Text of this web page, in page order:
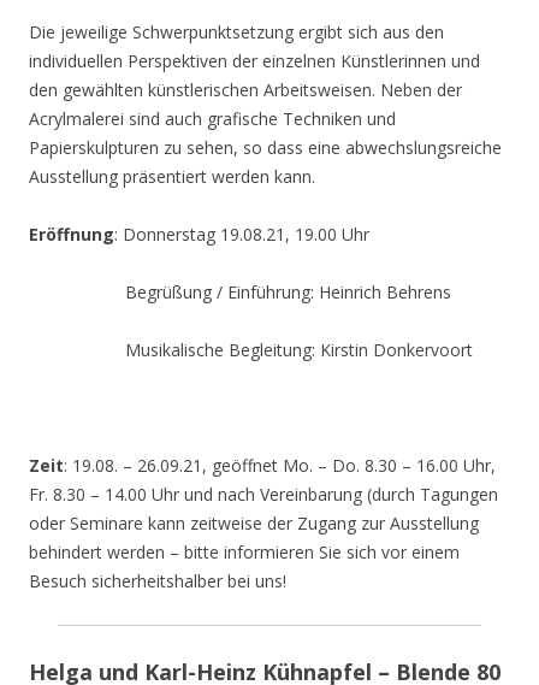
Die jeweilige Schwerpunktsetzung ergibt sich aus den
individuellen Perspektiven der einzelnen Künstlerinnen und
den gewählten künstlerischen Arbeitsweisen. Neben der
Acrylmalerei sind auch grafische Techniken und
Papierskulpturen zu sehen, so dass eine abwechslungsreiche
Ausstellung präsentiert werden kann.
Eröffnung: Donnerstag 19.08.21, 19.00 Uhr
Begrüßung / Einführung: Heinrich Behrens
Musikalische Begleitung: Kirstin Donkervoort
Zeit: 19.08. – 26.09.21, geöffnet Mo. – Do. 8.30 – 16.00 Uhr,
Fr. 8.30 – 14.00 Uhr und nach Vereinbarung (durch Tagungen
oder Seminare kann zeitweise der Zugang zur Ausstellung
behindert werden – bitte informieren Sie sich vor einem
Besuch sicherheitshalber bei uns!
Helga und Karl-Heinz Kühnapfel – Blende 80